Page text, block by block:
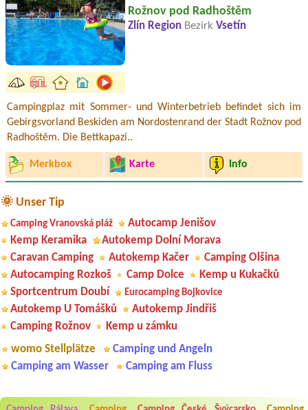
Rožnov pod Radhoštěm
Zlín Region Bezirk Vsetín
Campingplaz mit Sommer- und Winterbetrieb befindet sich im
Gebirgsvorland Beskiden am Nordostenrand der Stadt Rožnov pod
Radhoštěm. Die Bettkapazi..
Merkbox Karte Info
🌞 Unser Tip
Camping Vranovská pláž
Autocamp Jenišov
Kemp Keramika
Autokemp Dolní Morava
Caravan Camping
Autokemp Kačer
Camping Olšina
Autocamping Rozkoš
Camp Dolce
Kemp u Kukačků
Sportcentrum Doubí
Eurocamping Bojkovice
Autokemp U Tomášků
Autokemp Jindřiš
Camping Rožnov
Kemp u zámku
womo Stellplätze
Camping und Angeln
Camping am Wasser
Camping am Fluss
Byli jsme zde v týdnu od 25.7. do 1.8. 2026. Kemp jako takový je pěkný.